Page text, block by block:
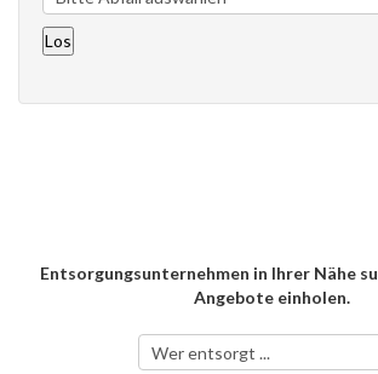
Entsorgungsunternehmen in Ihrer Nähe
Angebote einholen.